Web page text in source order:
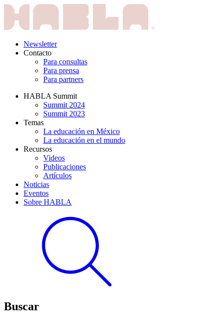
Newsletter
Contacto
Para consultas
Para prensa
Para partners
HABLA Summit
Summit 2024
Summit 2023
Temas
La educación en México
La educación en el mundo
Recursos
Videos
Publicaciones
Artículos
Noticias
Eventos
Sobre HABLA
Buscar